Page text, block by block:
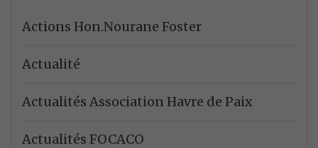
Actions Hon.Nourane Foster
Actualité
Actualités Association Havre de Paix
Actualités FOCACO